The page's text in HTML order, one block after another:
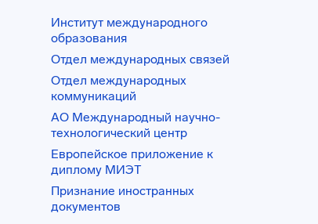
Институт международного
образования
Отдел международных связей
Отдел международных
коммуникаций
АО Международный научно-
технологический центр
Европейское приложение к
диплому МИЭТ
Признание иностранных
документов